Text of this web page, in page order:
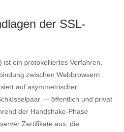
der SSL-
ist ein protokolliertes Verfahren,
zwischen Webbrowsern
auf asymmetrischer
— öffentlich und privat
der Handshake-Phase
Zertifikate aus, die